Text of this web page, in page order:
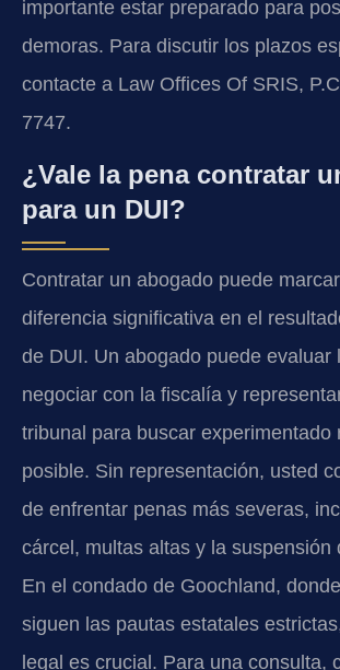
importante estar preparado para
demoras. Para discutir los plazos
contacte a Law Offices Of SRIS,
7747.
¿Vale la pena contratar
para un DUI?
Contratar un abogado puede
diferencia significativa en el
de DUI. Un abogado puede evaluar
negociar con la fiscalía y
tribunal para buscar experimentado
posible. Sin representación, usted
de enfrentar penas más severas,
cárcel, multas altas y la suspensión
En el condado de Goochland,
siguen las pautas estatales
legal es crucial. Para una consulta,